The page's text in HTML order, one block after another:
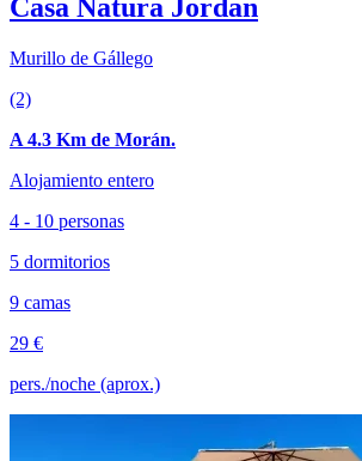
Casa Natura Jordan
Murillo de Gállego
(2)
A 4.3 Km de Morán.
Alojamiento entero
4 - 10 personas
5 dormitorios
9 camas
29 €
pers./noche (aprox.)